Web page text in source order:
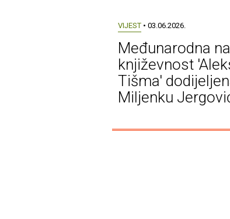
VIJEST• 03.06.2026.
Međunarodna
književnost
Tišma'
Miljenku